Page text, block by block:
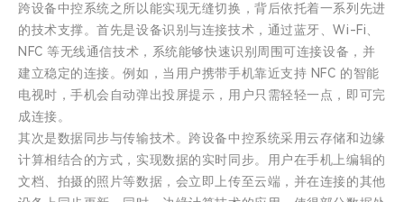
跨设备中控系统之所以能实现无缝切换，背后依托着一系列先进
的技术支撑。首先是设备识别与连接技术，通过蓝牙、Wi-Fi、
NFC 等无线通信技术，系统能够快速识别周围可连接设备，并
建立稳定的连接。例如，当用户携带手机靠近支持 NFC 的智能
电视时，手机会自动弹出投屏提示，用户只需轻轻一点，即可完
成连接。
其次是数据同步与传输技术。跨设备中控系统采用云存储和边缘
计算相结合的方式，实现数据的实时同步。用户在手机上编辑的
文档、拍摄的照片等数据，会立即上传至云端，并在连接的其他